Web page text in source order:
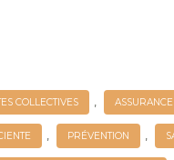
COLLECTIVES
PRÉVENTION